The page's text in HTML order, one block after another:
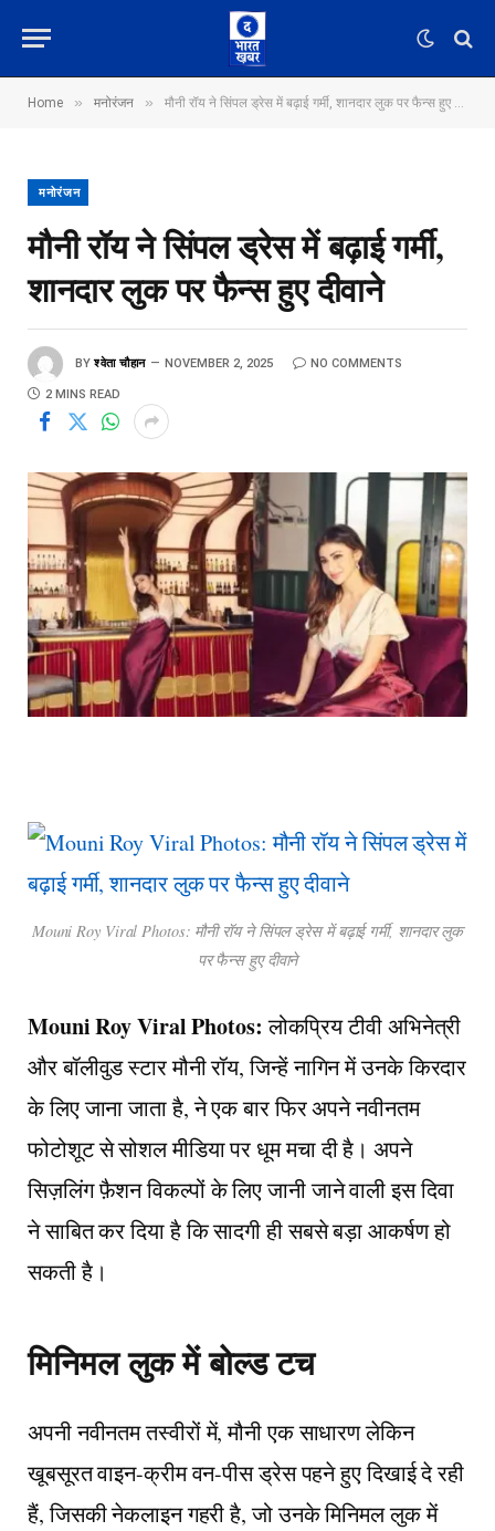
Home » मनोरंजन » मौनी रॉय ने सिंपल ड्रेस में बढ़ाई गर्मी, शानदार लुक पर फैन्स हुए दीवाने
मनोरंजन
मौनी रॉय ने सिंपल ड्रेस में बढ़ाई गर्मी,
शानदार लुक पर फैन्स हुए दीवाने
BY श्वेता चौहान NOVEMBER 2, 2025 NO COMMENTS
2 MINS READ
Mouni Roy Viral Photos: मौनी रॉय ने सिंपल ड्रेस में बढ़ाई गर्मी, शानदार लुक
पर फैन्स हुए दीवाने
Mouni Roy Viral Photos: लोकप्रिय टीवी अभिनेत्री
और बॉलीवुड स्टार मौनी रॉय, जिन्हें नागिन में उनके किरदार
के लिए जाना जाता है, ने एक बार फिर अपने नवीनतम
फोटोशूट से सोशल मीडिया पर धूम मचा दी है। अपने
सिज़लिंग फ़ैशन विकल्पों के लिए जानी जाने वाली इस दिवा
ने साबित कर दिया है कि सादगी ही सबसे बड़ा आकर्षण हो
सकती है।
मिनिमल लुक में बोल्ड टच
अपनी नवीनतम तस्वीरों में, मौनी एक साधारण लेकिन
खूबसूरत वाइन-क्रीम वन-पीस ड्रेस पहने हुए दिखाई दे रही
हैं, जिसकी नेकलाइन गहरी है, जो उनके मिनिमल लुक में